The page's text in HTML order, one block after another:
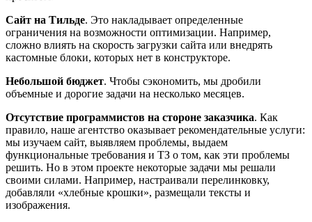
Сайт на Тильде. Это накладывает определенные
ограничения на возможности оптимизации. Например,
сложно влиять на скорость загрузки сайта или внедрять
кастомные блоки, которых нет в конструкторе.
Небольшой бюджет. Чтобы сэкономить, мы дробили
объемные и дорогие задачи на несколько месяцев.
Отсутствие программистов на стороне заказчика. Как
правило, наше агентство оказывает рекомендательные услуги:
мы изучаем сайт, выявляем проблемы, выдаем
функциональные требования и ТЗ о том, как эти проблемы
решить. Но в этом проекте некоторые задачи мы решали
своими силами. Например, настраивали перелинковку,
добавляли «хлебные крошки», размещали тексты и
изображения.